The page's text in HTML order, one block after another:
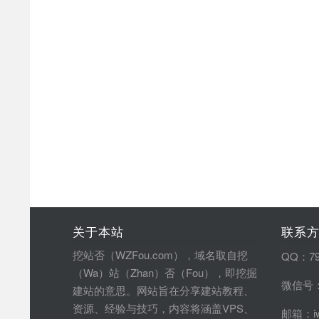
关于本站
挖站否（WZFou.com），域名取自挖
（Wa）站（Zhan）否（Fou），即挖掘
建站的意思。网站旨在分享建站教程、
资源、经验与技巧，内容将涵盖VPS、
联系
QQ：
微信号
邮箱：